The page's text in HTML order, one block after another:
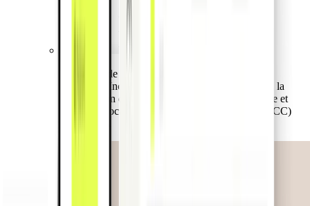
Des outils de bureau avancés pour une gestion
simplifiée. Inclut l'émission instantanée de cartes, la
modification des plafonds, l'attribution, le blocage et
même le blocage de catégories de marchands (MCC)